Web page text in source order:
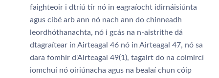
faighteoir i dtríú tír nó in eagraíocht idirnáisiúnta
agus cibé arb ann nó nach ann do chinneadh
leordhóthanachta, nó i gcás na n-aistrithe dá
dtagraítear in Airteagal 46 nó in Airteagal 47, nó sa
dara fomhír d'Airteagal 49(1), tagairt do na coimircí
iomchuí nó oiriúnacha agus na bealaí chun cóip